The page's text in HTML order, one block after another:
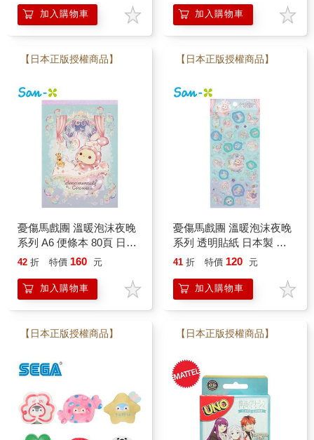
加入購物車 加入購物車
【日本正版授權商品】
憂傷馬戲團 溫暖泡沫夜晚
系列 A6 便條本 80頁 日本
製 便條紙 夏波 波波 波波
42 折 特價 160 元
加入購物車
【日本正版授權商品】
憂傷馬戲團 溫暖泡沫夜晚
系列 透明貼紙 日本製 貼
紙 手帳貼 裝飾貼紙 夏波
41 折 特價 120 元
加入購物車
【日本正版授權商品】 【日本正版授權商品】